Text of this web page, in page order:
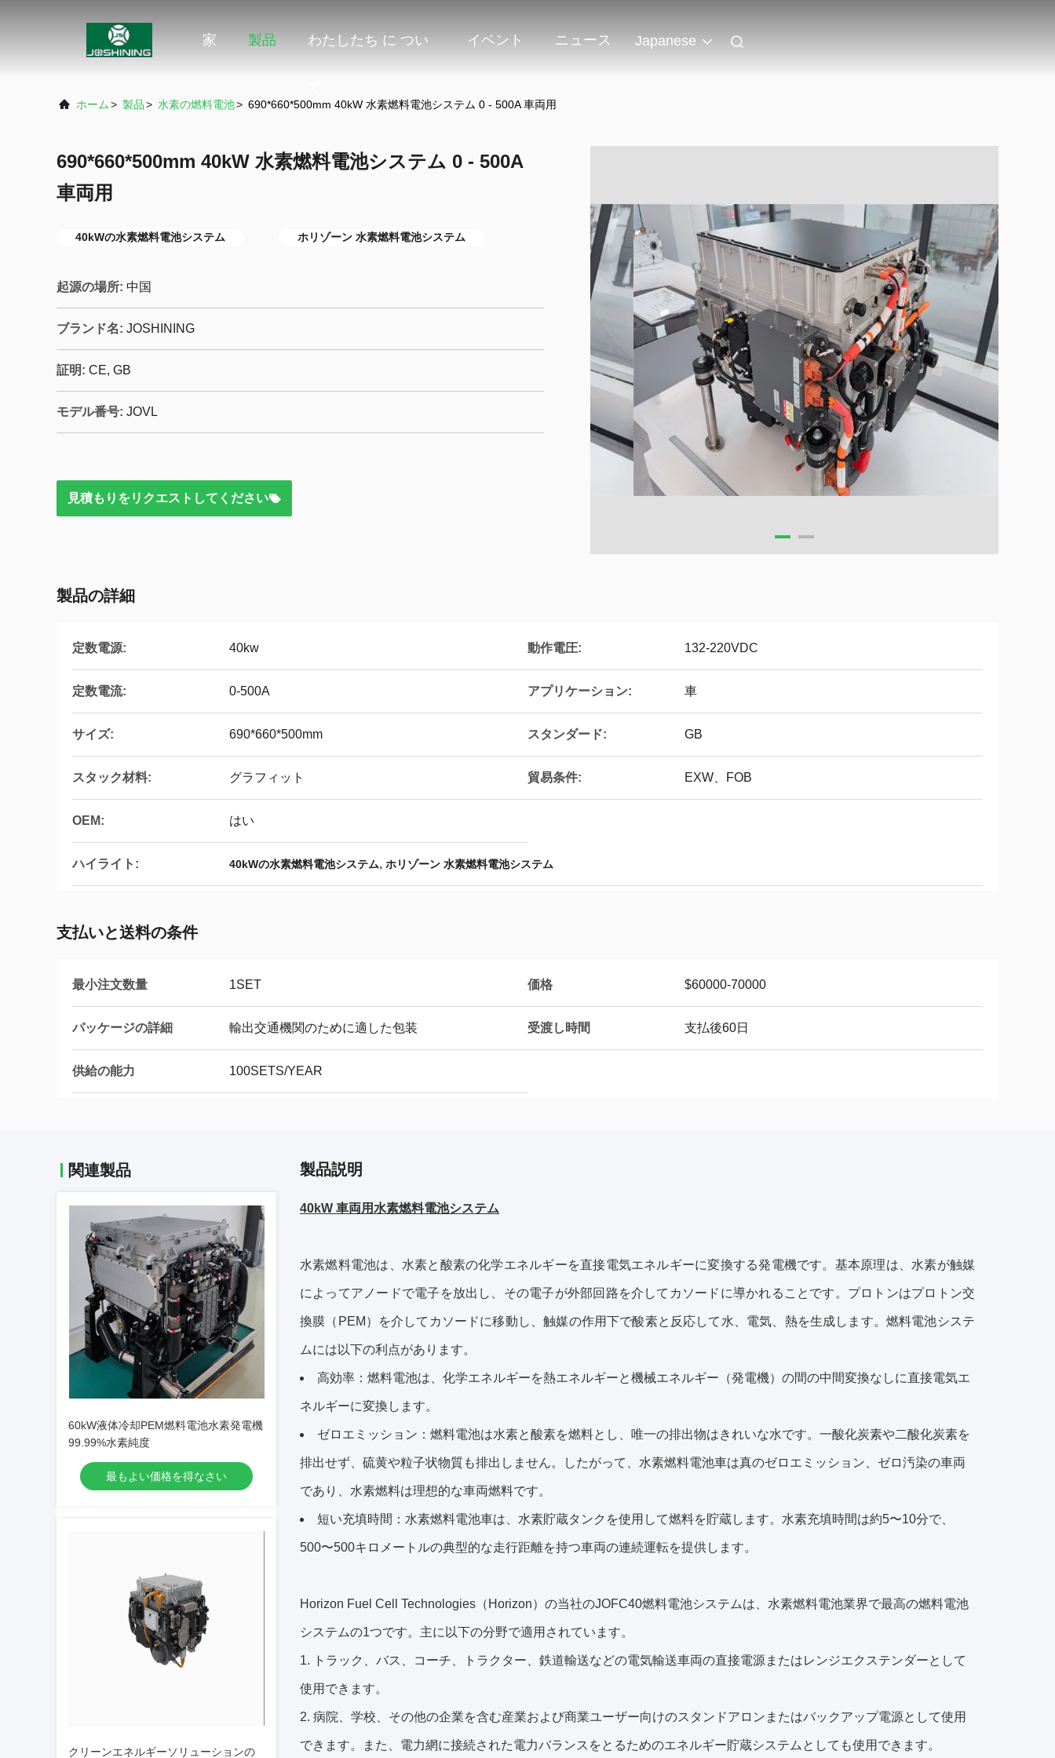
家 製品 わたしたち に つい イベント ニュース Japanese
ホーム > 製品> 水素の燃料電池> 690*660*500mm 40kW 水素燃料電池システム 0 - 500A 車両用
690*660*500mm 40kW 水素燃料電池システム 0 - 500A
車両用
40kWの水素燃料電池システム ホリゾーン 水素燃料電池システム
起源の場所: 中国
ブランド名: JOSHINING
証明: CE, GB
モデル番号: JOVL
見積もりをリクエストしてください
製品の詳細
定数電源: 40kw 動作電圧: 132-220VDC
定数電流: 0-500A アプリケーション: 車
サイズ: 690*660*500mm スタンダード: GB
スタック材料: グラフィット 貿易条件: EXW、FOB
OEM: はい
ハイライト: 40kWの水素燃料電池システム, ホリゾーン 水素燃料電池システム
支払いと送料の条件
最小注文数量 1SET 価格 $60000-70000
パッケージの詳細 輸出交通機関のために適した包装 受渡し時間 支払後60日
供給の能力 100SETS/YEAR
関連製品
60kW液体冷却PEM燃料電池水素発電機
99.99%水素純度
最もよい価格を得なさい
クリーンエネルギーソリューションの
製品説明
40kW 車両用水素燃料電池システム
水素燃料電池は、水素と酸素の化学エネルギーを直接電気エネルギーに変換する発電機です。基本原理は、水素が触媒
によってアノードで電子を放出し、その電子が外部回路を介してカソードに導かれることです。プロトンはプロトン交
換膜（PEM）を介してカソードに移動し、触媒の作用下で酸素と反応して水、電気、熱を生成します。燃料電池システ
ムには以下の利点があります。
高効率：燃料電池は、化学エネルギーを熱エネルギーと機械エネルギー（発電機）の間の中間変換なしに直接電気エ
ネルギーに変換します。
ゼロエミッション：燃料電池は水素と酸素を燃料とし、唯一の排出物はきれいな水です。一酸化炭素や二酸化炭素を
排出せず、硫黄や粒子状物質も排出しません。したがって、水素燃料電池車は真のゼロエミッション、ゼロ汚染の車両
であり、水素燃料は理想的な車両燃料です。
短い充填時間：水素燃料電池車は、水素貯蔵タンクを使用して燃料を貯蔵します。水素充填時間は約5〜10分で、
500〜500キロメートルの典型的な走行距離を持つ車両の連続運転を提供します。
Horizon Fuel Cell Technologies（Horizon）の当社のJOFC40燃料電池システムは、水素燃料電池業界で最高の燃料電池
システムの1つです。主に以下の分野で適用されています。
1. トラック、バス、コーチ、トラクター、鉄道輸送などの電気輸送車両の直接電源またはレンジエクステンダーとして
使用できます。
2. 病院、学校、その他の企業を含む産業および商業ユーザー向けのスタンドアロンまたはバックアップ電源として使用
できます。また、電力網に接続された電力バランスをとるためのエネルギー貯蔵システムとしても使用できます。